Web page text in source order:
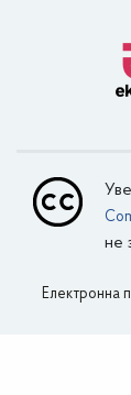
не
Електронна